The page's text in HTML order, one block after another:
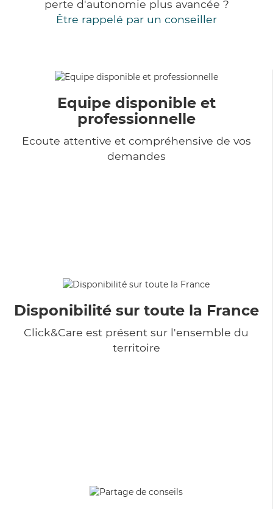
perte d'autonomie plus avancée ?
Être rappelé par un conseiller
Equipe disponible et
professionnelle
Ecoute attentive et compréhensive de vos
demandes
Disponibilité sur toute la France
Click&Care est présent sur l'ensemble du
territoire